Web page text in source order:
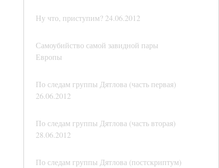
Ну что, приступим? 24.06.2012
Самоубийство самой завидной пары
Европы
По следам группы Дятлова (часть первая)
26.06.2012
По следам группы Дятлова (часть вторая)
28.06.2012
По следам группы Дятлова (постскриптум)